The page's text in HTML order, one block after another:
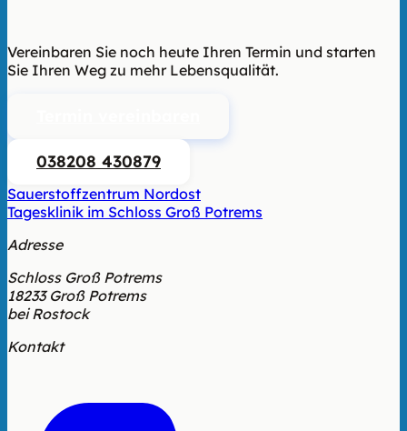
Vereinbaren Sie noch heute Ihren Termin und starten
Sie Ihren Weg zu mehr Lebensqualität.
038208 430879
Sauerstoffzentrum Nordost
Tagesklinik im Schloss Groß Potrems
Adresse
Schloss Groß Potrems
18233 Groß Potrems
bei Rostock
Kontakt